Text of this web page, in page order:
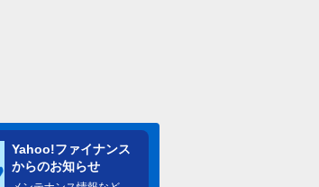
Yahoo!ファイナンス
からのお知らせ